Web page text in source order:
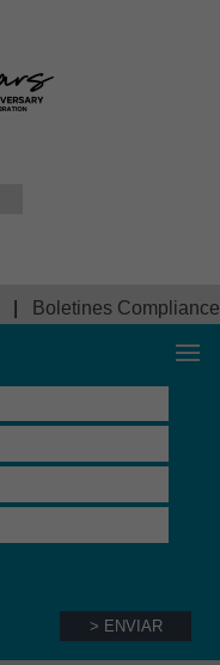
Boletines Compliance